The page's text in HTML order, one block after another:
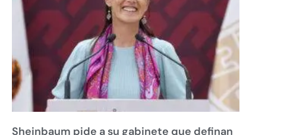
Sheinbaum pide a su gabinete que definan